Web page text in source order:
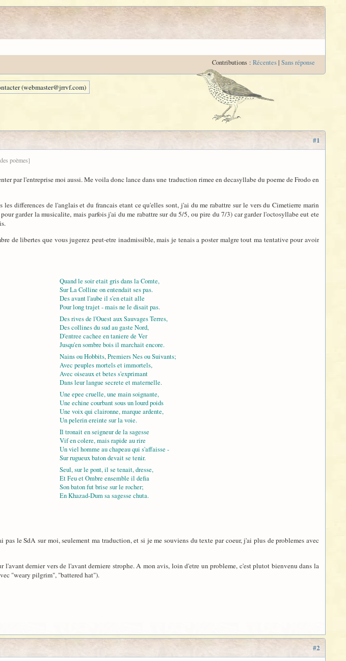
Contributions : Récentes| Sans réponse
(webmaster@jrrvf.com)
#1
poèmes]
par l'entreprise moi aussi. Me voila donc lance dans une traduction rimee en decasyllabe du poeme de Frodo en
differences de l'anglais et du francais etant ce qu'elles sont, j'ai du me rabattre sur le vers du Cimetierre marin
garder la musicalite, mais parfois j'ai du me rabattre sur du 5/5, ou pire du 7/3) car garder l'octosyllabe eut ete
de libertes que vous jugerez peut-etre inadmissible, mais je tenais a poster malgre tout ma tentative pour avoir
Quand le soir etait gris dans la Comte,
Sur La Colline on entendait ses pas.
Des avant l'aube il s'en etait alle
Pour long trajet - mais ne le disait pas.
Des rives de l'Ouest aux Sauvages Terres,
Des collines du sud au gaste Nord,
D'entree cachee en taniere de Ver
Jusqu'en sombre bois il marchait encore.
Nains ou Hobbits, Premiers Nes ou Suivants;
Avec peuples mortels et immortels,
Avec oiseaux et betes s'exprimant
Dans leur langue secrete et maternelle.
Une epee cruelle, une main soignante,
Une echine courbant sous un lourd poids
Une voix qui claironne, marque ardente,
Un pelerin ereinte sur la voie.
Il tronait en seigneur de la sagesse
Vif en colere, mais rapide au rire
Un viel homme au chapeau qui s'affaisse -
Sur rugueux baton devait se tenir.
Seul, sur le pont, il se tenait, dresse,
Et Feu et Ombre ensemble il defia
Son baton fut brise sur le rocher;
En Khazad-Dum sa sagesse chuta.
le SdA sur moi, seulement ma traduction, et si je me souviens du texte par coeur, j'ai plus de problemes avec
dernier vers de l'avant derniere strophe. A mon avis, loin d'etre un probleme, c'est plutot bienvenu dans la
"weary pilgrim", "battered hat").
#2